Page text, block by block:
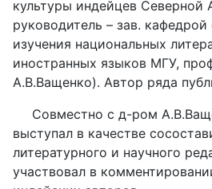
культуры индейцев Северной
руководитель – зав. кафедрой
изучения национальных
иностранных языков МГУ,
А.В.Ващенко). Автор ряда
Совместно с д-ром
выступал в качестве
литературного и научного
участвовал в